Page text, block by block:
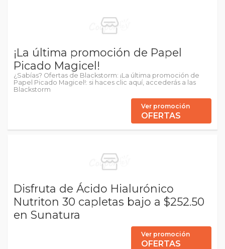
¡La última promoción de Papel
Picado Magicel!
¿Sabías? Ofertas de Blackstorm: ¡La última promoción de
Papel Picado Magicel!: si haces clic aquí, accederás a las
Blackstorm
Ver promoción
OFERTAS
Disfruta de Ácido Hialurónico
Nutriton 30 capletas bajo a $252.50
en Sunatura
Ver promoción
OFERTAS